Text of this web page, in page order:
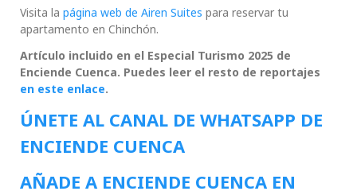
Visita la página web de Airen Suites para reservar tu
apartamento en Chinchón.
Artículo incluido en el Especial Turismo 2025 de
Enciende Cuenca. Puedes leer el resto de reportajes
en este enlace.
ÚNETE AL CANAL DE WHATSAPP DE
ENCIENDE CUENCA
AÑADE A ENCIENDE CUENCA EN